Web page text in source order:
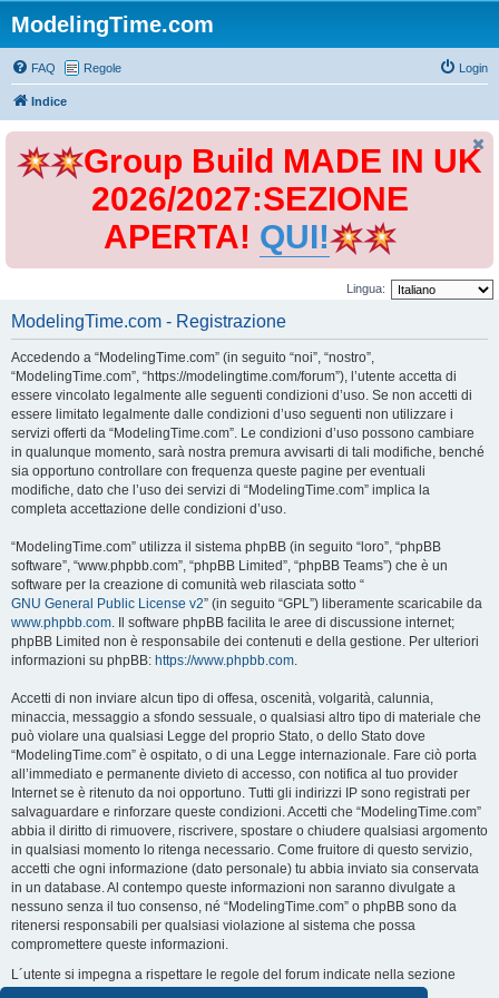
ModelingTime.com
FAQ Regole Login
Indice
Group Build MADE IN UK
2026/2027:SEZIONE
APERTA! QUI!
Lingua:
ModelingTime.com - Registrazione
Accedendo a “ModelingTime.com” (in seguito “noi”, “nostro”,
“ModelingTime.com”, “https://modelingtime.com/forum”), l’utente accetta di
essere vincolato legalmente alle seguenti condizioni d’uso. Se non accetti di
essere limitato legalmente dalle condizioni d’uso seguenti non utilizzare i
servizi offerti da “ModelingTime.com”. Le condizioni d’uso possono cambiare
in qualunque momento, sarà nostra premura avvisarti di tali modifiche, benché
sia opportuno controllare con frequenza queste pagine per eventuali
modifiche, dato che l’uso dei servizi di “ModelingTime.com” implica la
completa accettazione delle condizioni d’uso.
“ModelingTime.com” utilizza il sistema phpBB (in seguito “loro”, “phpBB
software”, “www.phpbb.com”, “phpBB Limited”, “phpBB Teams”) che è un
software per la creazione di comunità web rilasciata sotto “
GNU General Public License v2” (in seguito “GPL”) liberamente scaricabile da
www.phpbb.com. Il software phpBB facilita le aree di discussione internet;
phpBB Limited non è responsabile dei contenuti e della gestione. Per ulteriori
informazioni su phpBB: https://www.phpbb.com.
Accetti di non inviare alcun tipo di offesa, oscenità, volgarità, calunnia,
minaccia, messaggio a sfondo sessuale, o qualsiasi altro tipo di materiale che
può violare una qualsiasi Legge del proprio Stato, o dello Stato dove
“ModelingTime.com” è ospitato, o di una Legge internazionale. Fare ciò porta
all’immediato e permanente divieto di accesso, con notifica al tuo provider
Internet se è ritenuto da noi opportuno. Tutti gli indirizzi IP sono registrati per
salvaguardare e rinforzare queste condizioni. Accetti che “ModelingTime.com”
abbia il diritto di rimuovere, riscrivere, spostare o chiudere qualsiasi argomento
in qualsiasi momento lo ritenga necessario. Come fruitore di questo servizio,
accetti che ogni informazione (dato personale) tu abbia inviato sia conservata
in un database. Al contempo queste informazioni non saranno divulgate a
nessuno senza il tuo consenso, né “ModelingTime.com” o phpBB sono da
ritenersi responsabili per qualsiasi violazione al sistema che possa
compromettere queste informazioni.
L´utente si impegna a rispettare le regole del forum indicate nella sezione